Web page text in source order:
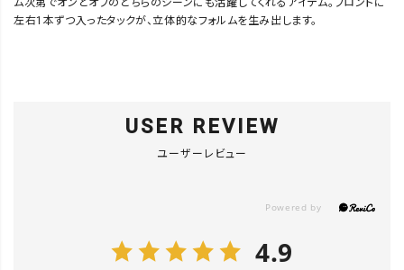
ム次第でオンとオフのどちらのシーンにも活躍してくれるアイテム。フロントに
左右1本ずつ入ったタックが、立体的なフォルムを生み出します。
USER REVIEW
ユーザーレビュー
4.9